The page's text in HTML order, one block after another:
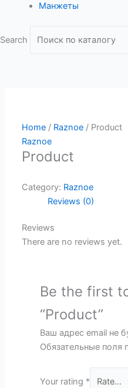
Манжеты
Search
Home / Raznoe / Product
Raznoe
Product
Category: Raznoe
Reviews (0)
Reviews
There are no reviews yet.
Be the first
“Product”
Ваш адрес email не
Обязательные поля
Your rating *